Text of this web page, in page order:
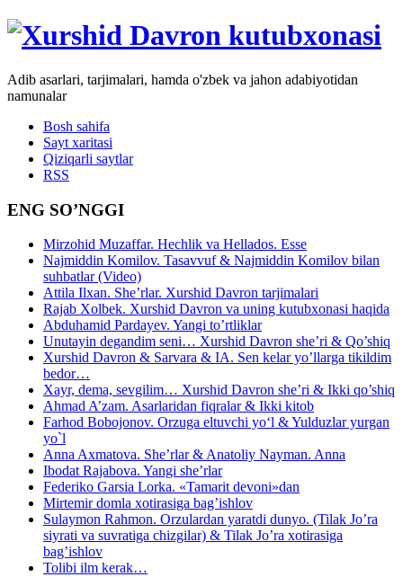
Adib asarlari, tarjimalari, hamda o'zbek va jahon adabiyotidan
namunalar
Bosh sahifa
Sayt xaritasi
Qiziqarli saytlar
RSS
ENG SO’NGGI
Mirzohid Muzaffar. Hechlik va Hellados. Esse
Najmiddin Komilov. Tasavvuf & Najmiddin Komilov bilan
suhbatlar (Video)
Attila Ilxan. She’rlar. Xurshid Davron tarjimalari
Rajab Xolbek. Xurshid Davron va uning kutubxonasi haqida
Abduhamid Pardayev. Yangi to’rtliklar
Unutayin degandim seni… Xurshid Davron she’ri & Qo’shiq
Xurshid Davron & Sarvara & IA. Sen kelar yo’llarga tikildim
bedor…
Xayr, dema, sevgilim… Xurshid Davron she’ri & Ikki qo’shiq
Ahmad A’zam. Asarlaridan fiqralar & Ikki kitob
Farhod Bobojonov. Orzuga eltuvchi yo‘l & Yulduzlar yurgan
yo`l
Anna Axmatova. She’rlar & Anatoliy Nayman. Anna
Ibodat Rajabova. Yangi she’rlar
Federiko Garsia Lorka. «Tamarit devoni»dan
Mirtemir domla xotirasiga bag’ishlov
Sulaymon Rahmon. Orzulardan yaratdi dunyo. (Tilak Jo’ra
siyrati va suvratiga chizgilar) & Tilak Jo’ra xotirasiga
bag’ishlov
Tolibi ilm kerak…